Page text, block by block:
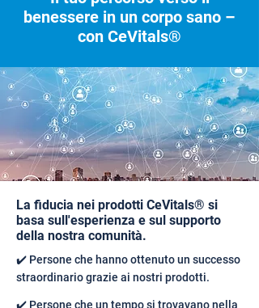
benessere in un corpo sano –
con CeVitals®
La fiducia nei prodotti CeVitals® si
basa sull'esperienza e sul supporto
della nostra comunità.
✔️ Persone che hanno ottenuto un successo
straordinario grazie ai nostri prodotti.
✔️ Persone che un tempo si trovavano nella